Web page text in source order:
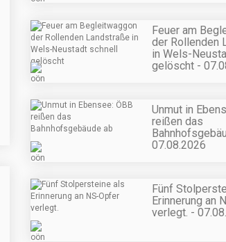
Feuer am
der Rollenden
in Wels-
gelöscht -
Unmut in
reißen das
07.08.2026
Fünf
Erinnerung an
verlegt. -